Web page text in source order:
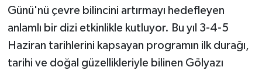
Günü'nü çevre bilincini artırmayı hedefleyen
anlamlı bir dizi etkinlikle kutluyor. Bu yıl 3-4-5
Haziran tarihlerini kapsayan programın ilk durağı,
tarihi ve doğal güzellikleriyle bilinen Gölyazı